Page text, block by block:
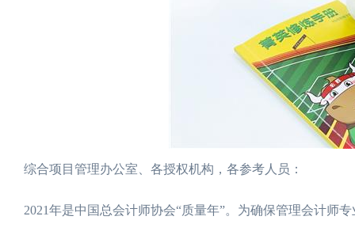
综合项目管理办公室、各授权机构，各参考人员：
2021年是中国总会计师协会“质量年”。为确保管理会计师